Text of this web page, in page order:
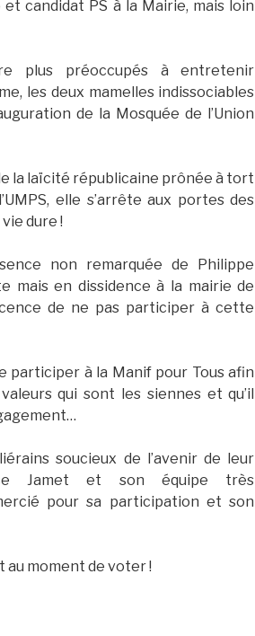
et candidat PS à la Mairie, mais loin
plus préoccupés à entretenir
les deux mamelles indissociables
de la Mosquée de l’Union
la laïcité républicaine prônée à tort
elle s’arrête aux portes des
dure !
non remarquée de Philippe
mais en dissidence à la mairie de
de ne pas participer à cette
participer à la Manif pour Tous afin
qui sont les siennes et qu’il
soucieux de l’avenir de leur
Jamet et son équipe très
pour sa participation et son
au moment de voter !